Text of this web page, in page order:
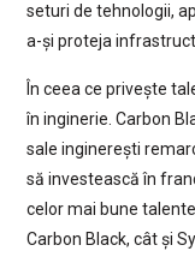
seturi de tehnologii,
a-și proteja
În ceea ce privește
în inginerie. Carbon
sale inginerești
să investească în
celor mai bune
Carbon Black, cât și